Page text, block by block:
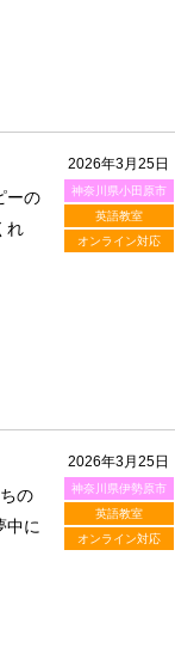
2026年3月25日
神奈川県小田原市
英語教室
オンライン対応
ーの
れ
2026年3月25日
神奈川県伊勢原市
英語教室
オンライン対応
の
中に